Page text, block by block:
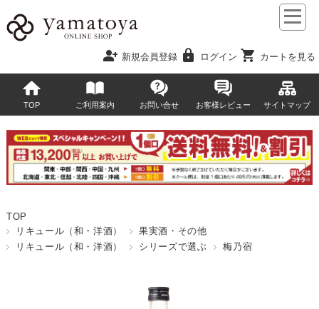
person_add 新規会員登録 lock ログイン shopping_cart カートを見る
TOP ご利用案内 お問い合せ お客様レビュー サイトマップ
TOP
リキュール（和・洋酒）
果実酒・その他
リキュール（和・洋酒）
シリーズで選ぶ 梅乃宿